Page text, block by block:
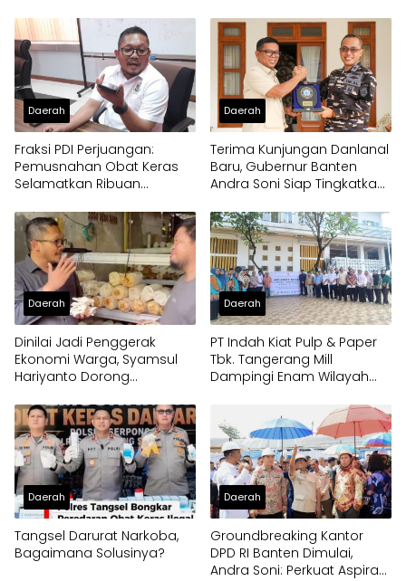
Daerah
Fraksi PDI Perjuangan:
Pemusnahan Obat Keras
Selamatkan Ribuan
Daerah
Terima Kunjungan Danlanal
Baru, Gubernur Banten
Andra Soni Siap Tingkatkan
Daerah
Dinilai Jadi Penggerak
Ekonomi Warga, Syamsul
Hariyanto Dorong
Jamur Crispy di Serpong
Daerah
PT Indah Kiat Pulp & Paper
Tbk. Tangerang Mill
Dampingi Enam Wilayah
Daerah
Tangsel Darurat Narkoba,
Bagaimana Solusinya?
Daerah
Groundbreaking Kantor
DPD RI Banten Dimulai,
Andra Soni: Perkuat Aspirasi